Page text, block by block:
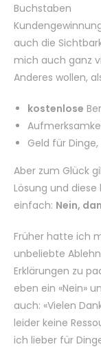
auch die
mich auch ganz
Anderes wollen,
kostenlose
Geld für
Aber zum Glück
Lösung und
einfach: Nein,
Früher hatte ich
unbeliebte
Erklärungen zu
eben ein «Nein»
auch: «Vielen
leider keine
ich lieber für